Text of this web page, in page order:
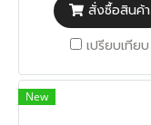
สั่งซื้อสินค้า
เปรียบเทียบ
New